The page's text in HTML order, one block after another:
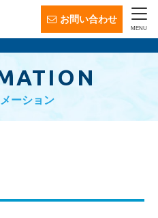
お問い合わせ
MENU
ーション